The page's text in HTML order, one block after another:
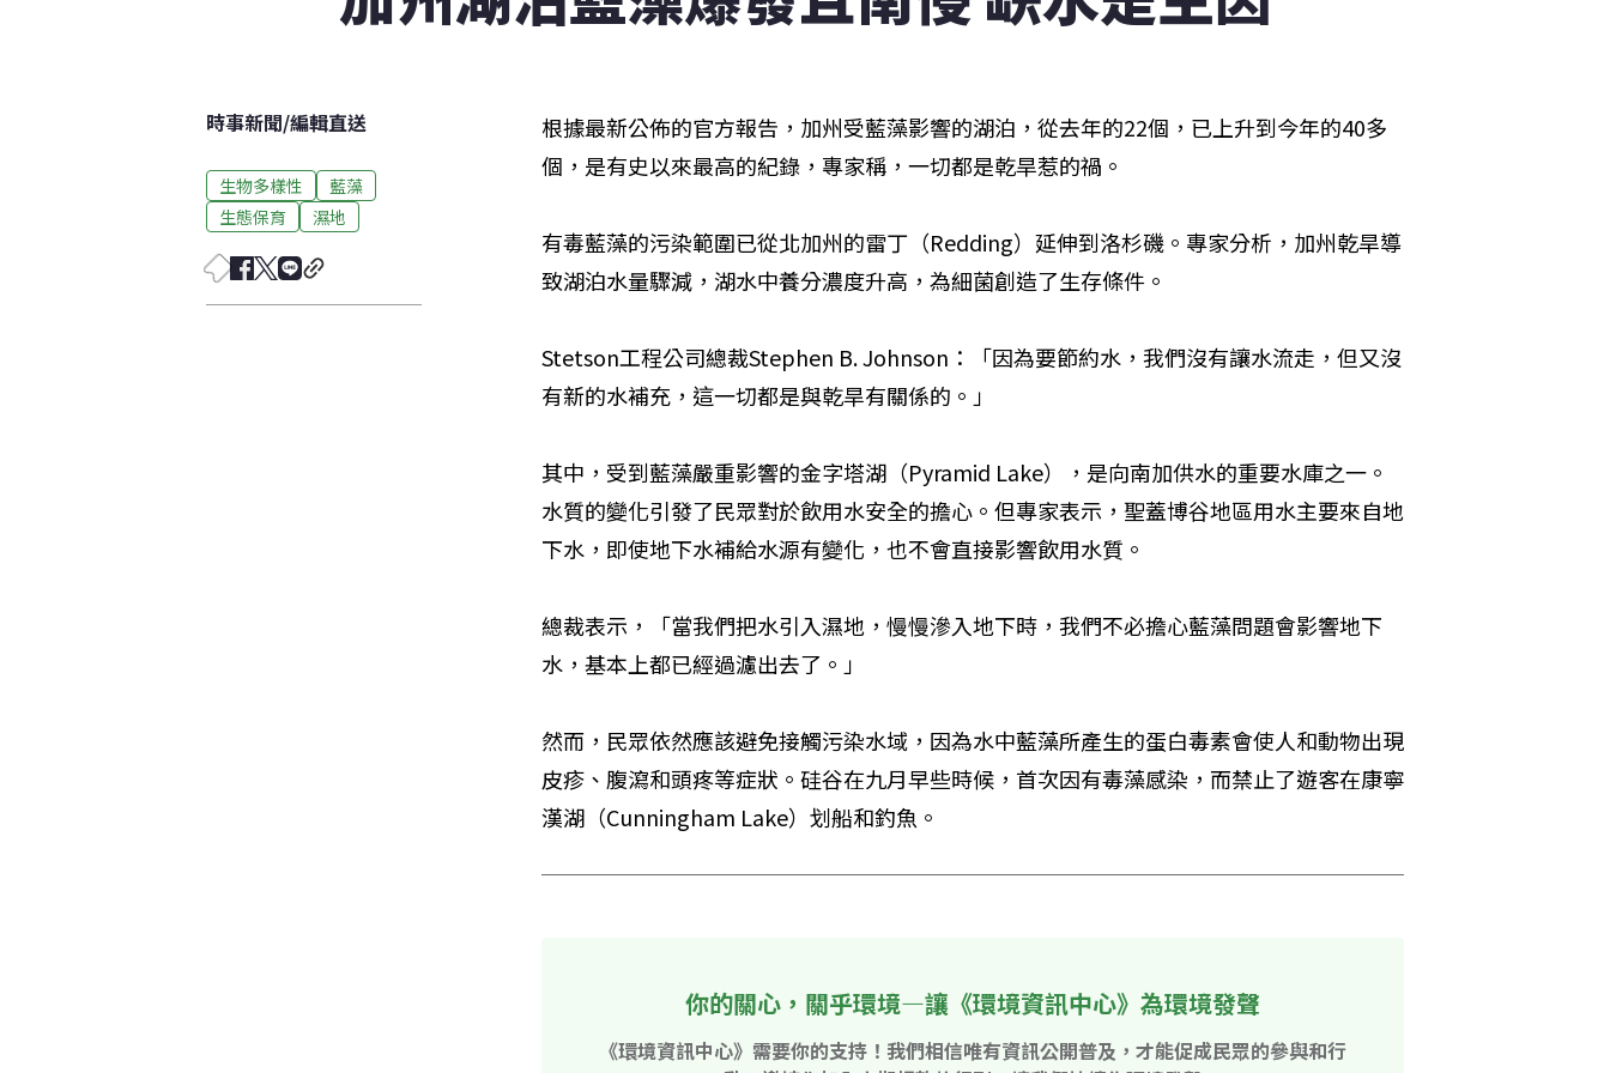
時事新聞/編輯直送
生物多樣性
藍藻
生態保育
濕地
根據最新公佈的官方報告，加州受藍藻影響的湖泊，從去年的22個，已上升到今年的40多
個，是有史以來最高的紀錄，專家稱，一切都是乾旱惹的禍。
有毒藍藻的污染範圍已從北加州的雷丁（Redding）延伸到洛杉磯。專家分析，加州乾旱導
致湖泊水量驟減，湖水中養分濃度升高，為細菌創造了生存條件。
Stetson工程公司總裁Stephen B. Johnson：「因為要節約水，我們沒有讓水流走，但又沒
有新的水補充，這一切都是與乾旱有關係的。」
其中，受到藍藻嚴重影響的金字塔湖（Pyramid Lake），是向南加供水的重要水庫之一。
水質的變化引發了民眾對於飲用水安全的擔心。但專家表示，聖蓋博谷地區用水主要來自地
下水，即使地下水補給水源有變化，也不會直接影響飲用水質。
總裁表示，「當我們把水引入濕地，慢慢滲入地下時，我們不必擔心藍藻問題會影響地下
水，基本上都已經過濾出去了。」
然而，民眾依然應該避免接觸污染水域，因為水中藍藻所產生的蛋白毒素會使人和動物出現
皮疹、腹瀉和頭疼等症狀。硅谷在九月早些時候，首次因有毒藻感染，而禁止了遊客在康寧
漢湖（Cunningham Lake）划船和釣魚。
你的關心，關乎環境—讓《環境資訊中心》為環境發聲
《環境資訊中心》需要你的支持！我們相信唯有資訊公開普及，才能促成民眾的參與和行